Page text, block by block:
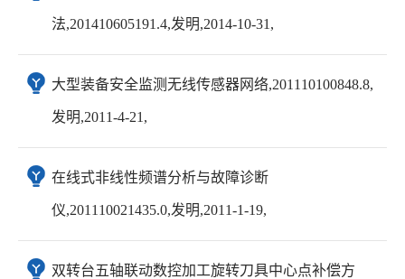
法,201410605191.4,发明,2014-10-31,
大型装备安全监测无线传感器网络,201110100848.8,
发明,2011-4-21,
在线式非线性频谱分析与故障诊断
仪,201110021435.0,发明,2011-1-19,
双转台五轴联动数控加工旋转刀具中心点补偿方